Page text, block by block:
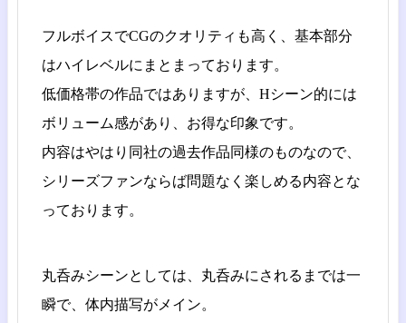
フルボイスでCGのクオリティも高く、基本部分
はハイレベルにまとまっております。
低価格帯の作品ではありますが、Hシーン的には
ボリューム感があり、お得な印象です。
内容はやはり同社の過去作品同様のものなので、
シリーズファンならば問題なく楽しめる内容とな
っております。
丸呑みシーンとしては、丸呑みにされるまでは一
瞬で、体内描写がメイン。